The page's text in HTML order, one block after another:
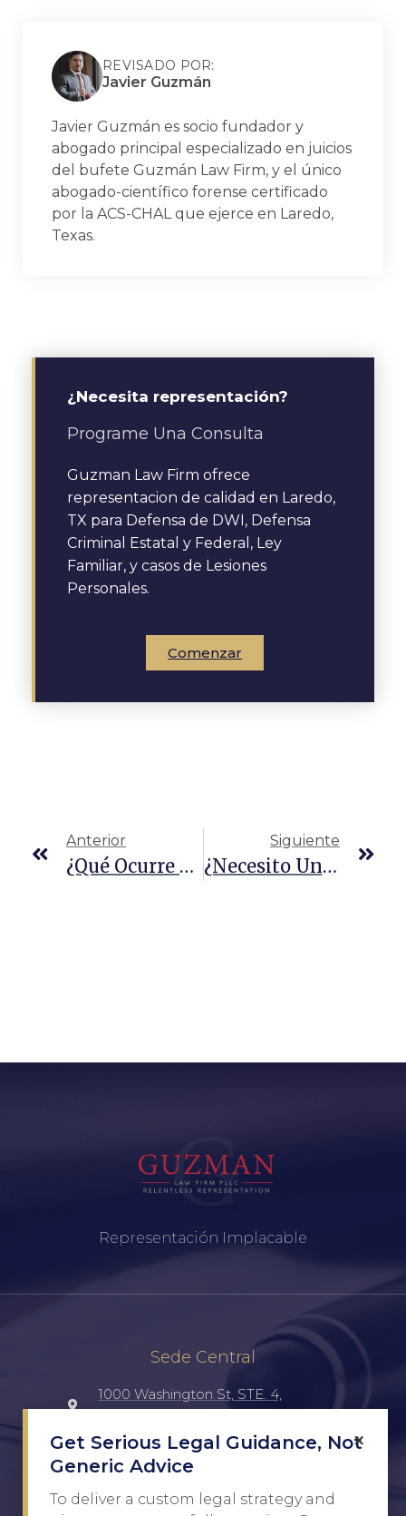
REVISADO POR:
Javier Guzmán
Javier Guzmán es socio fundador y
abogado principal especializado en juicios
del bufete Guzmán Law Firm, y el único
abogado-científico forense certificado
por la ACS-CHAL que ejerce en Laredo,
Texas.
¿Necesita representación?
Programe Una Consulta
Guzman Law Firm ofrece
representacion de calidad en Laredo,
TX para Defensa de DWI, Defensa
Criminal Estatal y Federal, Ley
Familiar, y casos de Lesiones
Personales.
Comenzar
Anterior
¿Qué Ocurre Si Sufres Un Accidente Con Un Uber?
Siguiente
¿Necesito Un Abogado Para Un Accidente Laboral En Texas?
Representación Implacable
Sede Central
1000 Washington St, STE. 4,
(956) 516-7198
×
Get Serious Legal Guidance, Not
Generic Advice
To deliver a custom legal strategy and